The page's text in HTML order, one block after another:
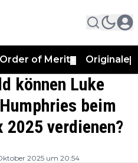
Order of Merit Originale
können Luke
beim
2025 verdienen?
2025 um 20:54